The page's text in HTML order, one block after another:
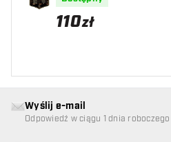
110zł
Wyślij e-mail
Odpowiedź w ciągu 1 dnia roboczego